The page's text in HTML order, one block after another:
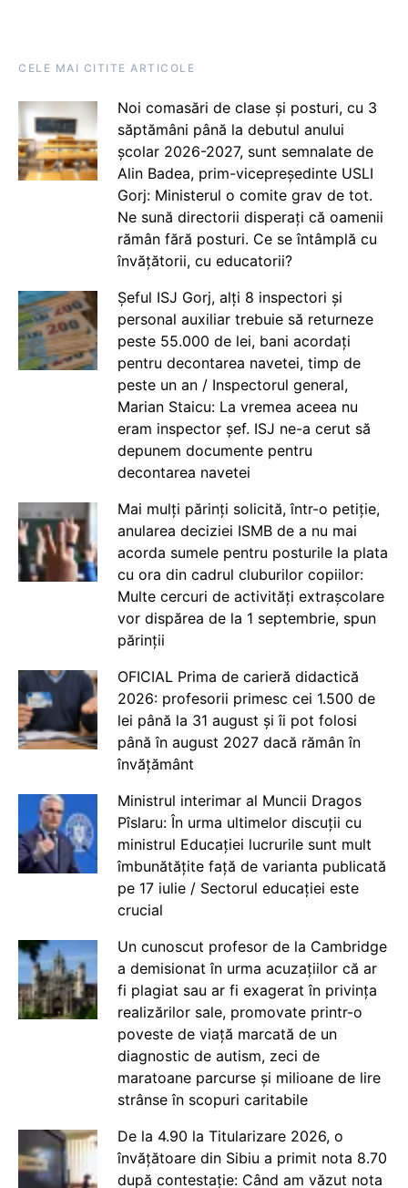
CELE MAI CITITE ARTICOLE
Noi comasări de clase și posturi, cu 3
săptămâni până la debutul anului
școlar 2026-2027, sunt semnalate de
Alin Badea, prim-vicepreședinte USLI
Gorj: Ministerul o comite grav de tot.
Ne sună directorii disperați că oamenii
rămân fără posturi. Ce se întâmplă cu
învățătorii, cu educatorii?
Șeful ISJ Gorj, alți 8 inspectori și
personal auxiliar trebuie să returneze
peste 55.000 de lei, bani acordați
pentru decontarea navetei, timp de
peste un an / Inspectorul general,
Marian Staicu: La vremea aceea nu
eram inspector șef. ISJ ne-a cerut să
depunem documente pentru
decontarea navetei
Mai mulți părinți solicită, într-o petiție,
anularea deciziei ISMB de a nu mai
acorda sumele pentru posturile la plata
cu ora din cadrul cluburilor copiilor:
Multe cercuri de activități extrașcolare
vor dispărea de la 1 septembrie, spun
părinții
OFICIAL Prima de carieră didactică
2026: profesorii primesc cei 1.500 de
lei până la 31 august și îi pot folosi
până în august 2027 dacă rămân în
învățământ
Ministrul interimar al Muncii Dragos
Pîslaru: În urma ultimelor discuții cu
ministrul Educației lucrurile sunt mult
îmbunătățite față de varianta publicată
pe 17 iulie / Sectorul educației este
crucial
Un cunoscut profesor de la Cambridge
a demisionat în urma acuzațiilor că ar
fi plagiat sau ar fi exagerat în privința
realizărilor sale, promovate printr-o
poveste de viață marcată de un
diagnostic de autism, zeci de
maratoane parcurse și milioane de lire
strânse în scopuri caritabile
De la 4.90 la Titularizare 2026, o
învățătoare din Sibiu a primit nota 8.70
după contestație: Când am văzut nota